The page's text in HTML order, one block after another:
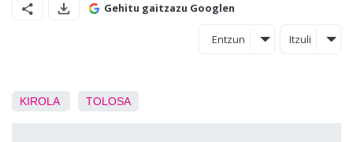
Gehitu gaitzazu Googlen
Entzun Itzuli
KIROLA TOLOSA